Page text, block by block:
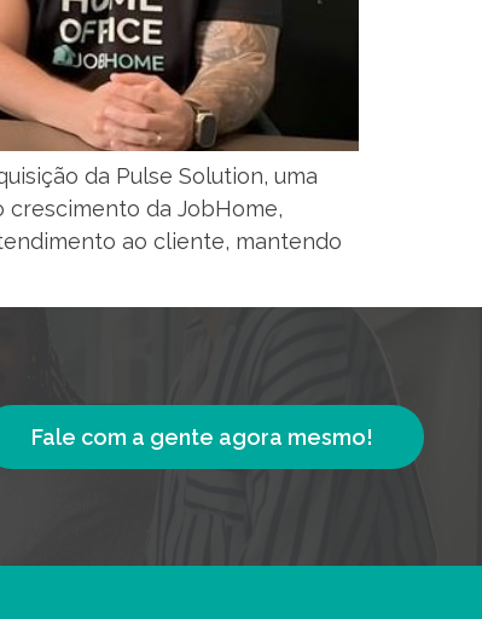
da Pulse Solution, uma
crescimento da JobHome,
ao cliente, mantendo
Fale com a gente agora mesmo!